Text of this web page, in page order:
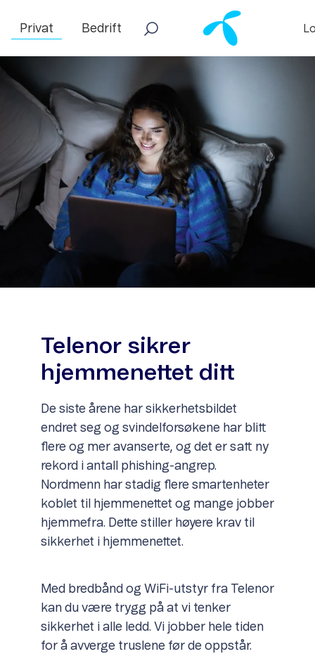
Privat Bedrift
Telenor sikrer
hjemmenettet ditt
De siste årene har sikkerhetsbildet
endret seg og svindelforsøkene har blitt
flere og mer avanserte, og det er satt ny
rekord i antall phishing-angrep.
Nordmenn har stadig flere smartenheter
koblet til hjemmenettet og mange jobber
hjemmefra. Dette stiller høyere krav til
sikkerhet i hjemmenettet.
Med bredbånd og WiFi-utstyr fra Telenor
kan du være trygg på at vi tenker
sikkerhet i alle ledd. Vi jobber hele tiden
for å avverge truslene før de oppstår.